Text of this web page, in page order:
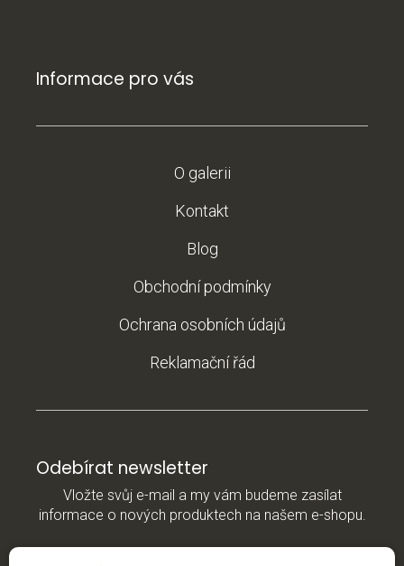
Informace pro vás
O galerii
Kontakt
Blog
Obchodní podmínky
Ochrana osobních údajů
Reklamační řád
Odebírat newsletter
Vložte svůj e-mail a my vám budeme zasílat
informace o nových produktech na našem e-shopu.